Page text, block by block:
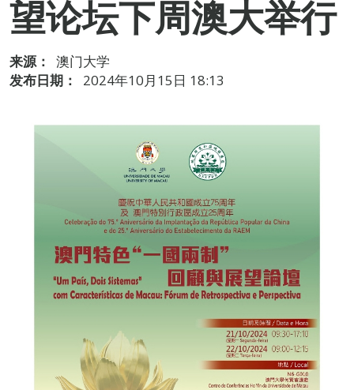
望论坛下周澳大举行
来源：
澳门大学
发布日期：
2024年10月15日 18:13